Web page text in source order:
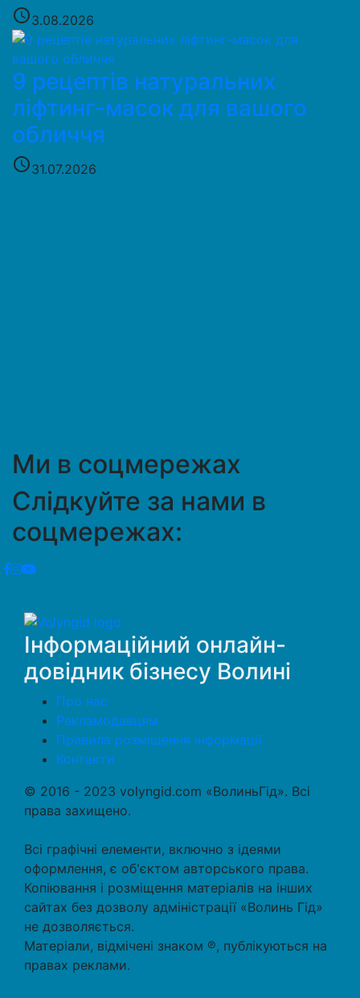
access_time3.08.2026
9 рецептів натуральних
ліфтинг-масок для вашого
обличчя
access_time31.07.2026
Ми в соцмережах
Слідкуйте за нами в
соцмережах:
Інформаційний онлайн-
довідник бізнесу Волині
Про нас
Рекламодавцям
Правила розміщення інформації
Контакти
© 2016 - 2023 volyngid.com «ВолиньГід». Всі
права захищено.
Всі графічні елементи, включно з ідеями
оформлення, є об'єктом авторського права.
Копіювання і розміщення матеріалів на інших
сайтах без дозволу адміністрації «Волинь Гід»
не дозволяється.
Матеріали, відмічені знаком ℗, публікуються на
правах реклами.